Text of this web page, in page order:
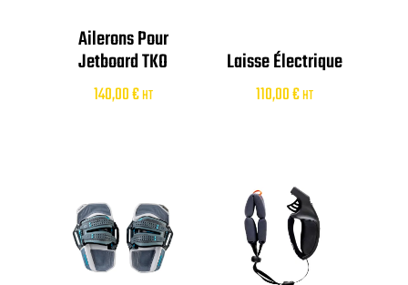
Ailerons Pour
Jetboard TKO
140,00€HT
Laisse Électrique
110,00€HT